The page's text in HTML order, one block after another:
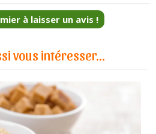
à laisser un avis !
vous intéresser...